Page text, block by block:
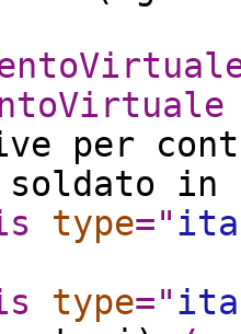
per
soldato in
type="
type="